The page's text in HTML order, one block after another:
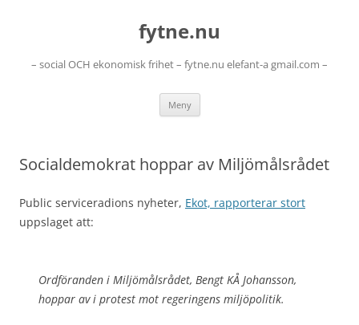
fytne.nu
– social OCH ekonomisk frihet – fytne.nu elefant-a gmail.com –
Meny
Socialdemokrat hoppar av Miljömålsrådet
Public serviceradions nyheter, Ekot, rapporterar stort
uppslaget att:
Ordföranden i Miljömålsrådet, Bengt KÅ Johansson,
hoppar av i protest mot regeringens miljöpolitik.